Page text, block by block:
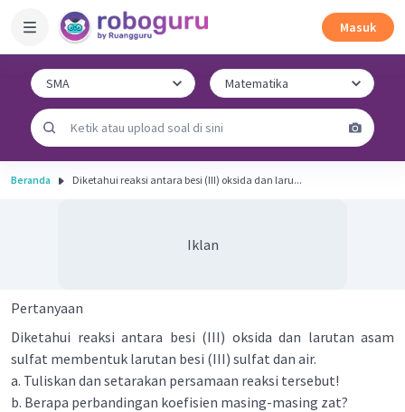
Masuk
Beranda Diketahui reaksi antara besi (III) oksida dan laru...
Iklan
Pertanyaan
Diketahui reaksi antara besi (III) oksida dan larutan asam
sulfat membentuk larutan besi (III) sulfat dan air.
a. Tuliskan dan setarakan persamaan reaksi tersebut!
b. Berapa perbandingan koefisien masing-masing zat?